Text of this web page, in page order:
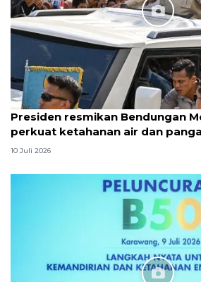
Presiden resmikan Bendungan
perkuat ketahanan air dan
10 Juli 2026